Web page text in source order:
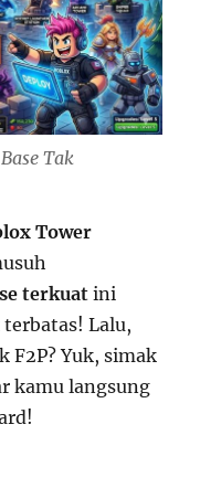
Tak
Tower
terkuat ini
terbatas! Lalu,
F2P? Yuk, simak
kamu langsung